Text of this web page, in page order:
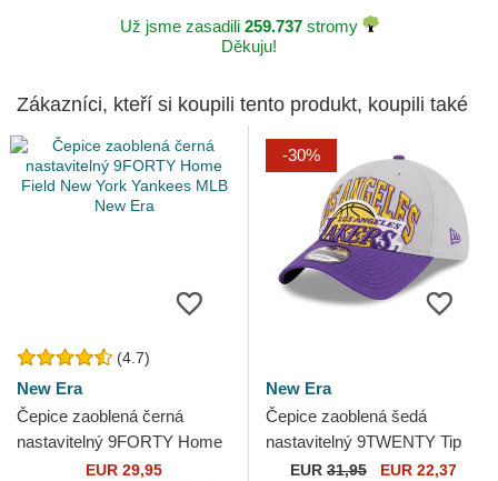
Už jsme zasadili 259.737stromy
Děkuju!
Zákazníci, kteří si koupili tento produkt, koupili také
(4.7)
New Era
Čepice zaoblená černá
nastavitelný 9FORTY Home
Field New York Yankees
EUR 29,95
-30%
New Era
Čepice zaoblená šedá
nastavitelný 9TWENTY Tip
Off 2023 Los Angeles Lakers
EUR 31,95 EUR 22,37